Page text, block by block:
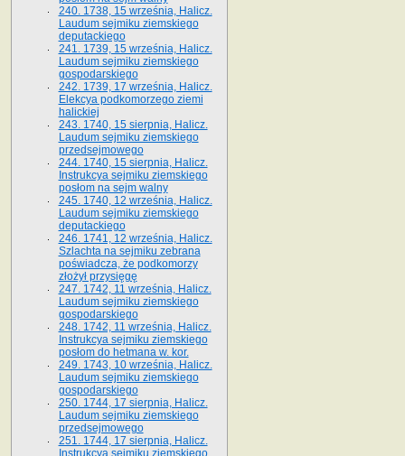
240. 1738, 15 września, Halicz.
Laudum sejmiku ziemskiego
deputackiego
241. 1739, 15 września, Halicz.
Laudum sejmiku ziemskiego
gospodarskiego
242. 1739, 17 września, Halicz.
Elekcya podkomorzego ziemi
halickiej
243. 1740, 15 sierpnia, Halicz.
Laudum sejmiku ziemskiego
przedsejmowego
244. 1740, 15 sierpnia, Halicz.
Instrukcya sejmiku ziemskiego
posłom na sejm walny
245. 1740, 12 września, Halicz.
Laudum sejmiku ziemskiego
deputackiego
246. 1741, 12 września, Halicz.
Szlachta na sejmiku zebrana
poświadcza, że podkomorzy
złożył przysięgę
247. 1742, 11 września, Halicz.
Laudum sejmiku ziemskiego
gospodarskiego
248. 1742, 11 września, Halicz.
Instrukcya sejmiku ziemskiego
posłom do hetmana w. kor.
249. 1743, 10 września, Halicz.
Laudum sejmiku ziemskiego
gospodarskiego
250. 1744, 17 sierpnia, Halicz.
Laudum sejmiku ziemskiego
przedsejmowego
251. 1744, 17 sierpnia, Halicz.
Instrukcya sejmiku ziemskiego